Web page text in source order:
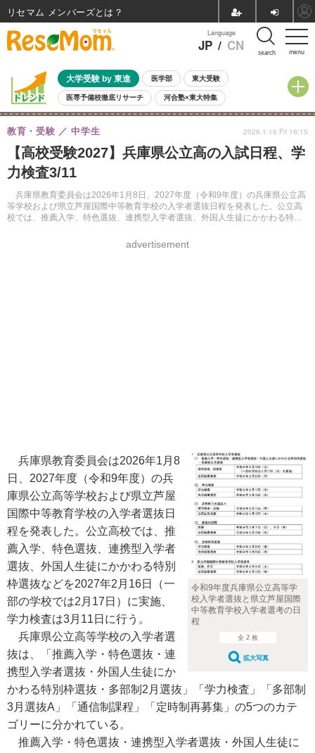
menu
Language
JP / CN search
大学受験 by 東進 医学部 東大受験
医専予備校徹底リサーチ 河合塾×東大特集
親子で考える大学選び 高校受験 中学受験 小学校受験
共通テスト 夏休み
8月開催イベント・WS 全国公立高校 過去問 人気記事
自由研究教材（小学生向け）
【高校受験2027】兵庫県公立高の入試日程、学
力検査3/11
兵庫県教育委員会は2026年1月8日、2027年度（令和9年度）の兵庫県公立高
等学校および県立芦屋国際中等教育学校の入学者選抜日程を発表した。公立高
校では、推薦入学、特色選抜、連携型入学者選抜、外国人生徒にかかわる特別
教育・受験 中学生
advertisement
2026.1.16 Fri 16:15
令和9年度兵庫県公立高等学
校入学者選抜と県立芦屋国際
中等教育学校入学者選考の日
程
全 2 枚
拡大写真
兵庫県教育委員会は2026年1月8
日、2027年度（令和9年度）の兵
庫県公立高等学校および県立芦屋
国際中等教育学校の入学者選抜日
程を発表した。公立高校では、推
薦入学、特色選抜、連携型入学者
選抜、外国人生徒にかかわる特別
枠選抜などを2027年2月16日（一
部の学校では2月17日）に実施、
学力検査は3月11日に行う。
兵庫県公立高等学校の入学者選
抜は、「推薦入学・特色選抜・連
携型入学者選抜・外国人生徒にか
かわる特別枠選抜・多部制2月選抜」「学力検査」「多部制
3月選抜A」「通信制課程」「定時制再募集」の5つのカテ
ゴリーに分かれている。
推薦入学・特色選抜・連携型入学者選抜・外国人生徒に
リセマム メンバーズ